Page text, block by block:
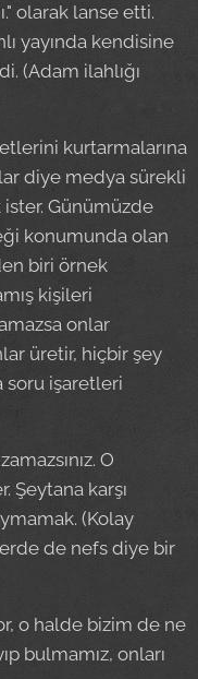
olarak lanse etti.
yayında kendisine
(Adam ilahlığı
kurtarmalarına
diye medya sürekli
ister. Günümüzde
konumunda olan
biri örnek
kişileri
onlar
üretir, hiçbir şey
soru işaretleri
O
Şeytana karşı
(Kolay
de nefs diye bir
o halde bizim de ne
bulmamız, onları